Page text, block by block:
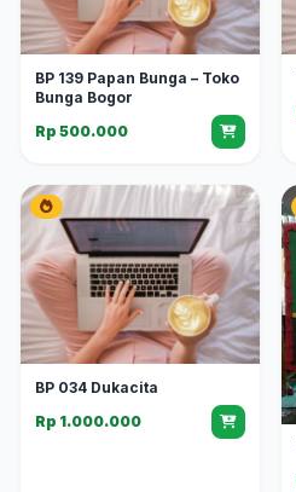
BP 139 Papan Bunga – Toko
Bunga Bogor
Rp 500.000
BP 034 Dukacita
Rp 1.000.000